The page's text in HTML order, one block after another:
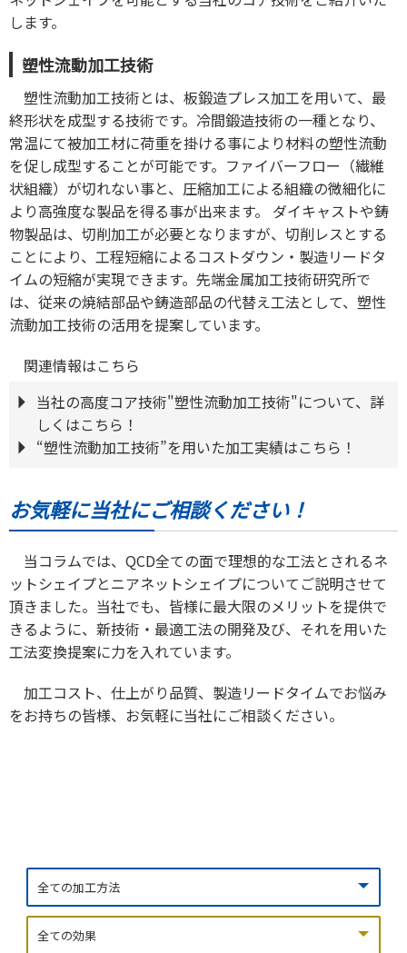
します。
塑性流動加工技術
塑性流動加工技術とは、板鍛造プレス加工を用いて、最
終形状を成型する技術です。冷間鍛造技術の一種となり、
常温にて被加工材に荷重を掛ける事により材料の塑性流動
を促し成型することが可能です。ファイバーフロー（繊維
状組織）が切れない事と、圧縮加工による組織の微細化に
より高強度な製品を得る事が出来ます。 ダイキャストや鋳
物製品は、切削加工が必要となりますが、切削レスとする
ことにより、工程短縮によるコストダウン・製造リードタ
イムの短縮が実現できます。先端金属加工技術研究所で
は、従来の焼結部品や鋳造部品の代替え工法として、塑性
流動加工技術の活用を提案しています。
関連情報はこちら
当社の高度コア技術"塑性流動加工技術"について、詳
しくはこちら！
“塑性流動加工技術”を用いた加工実績はこちら！
お気軽に当社にご相談ください！
当コラムでは、QCD全ての面で理想的な工法とされるネ
ットシェイプとニアネットシェイプについてご説明させて
頂きました。当社でも、皆様に最大限のメリットを提供で
きるように、新技術・最適工法の開発及び、それを用いた
工法変換提案に力を入れています。
加工コスト、仕上がり品質、製造リードタイムでお悩み
をお持ちの皆様、お気軽に当社にご相談ください。